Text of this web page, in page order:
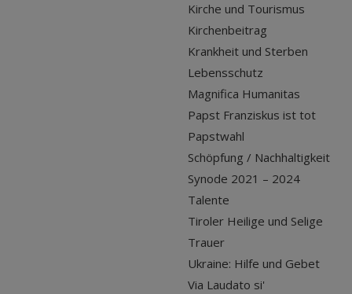
Kirche und Tourismus
Kirchenbeitrag
Krankheit und Sterben
Lebensschutz
Magnifica Humanitas
Papst Franziskus ist tot
Papstwahl
Schöpfung / Nachhaltigkeit
Synode 2021 – 2024
Talente
Tiroler Heilige und Selige
Trauer
Ukraine: Hilfe und Gebet
Via Laudato si'